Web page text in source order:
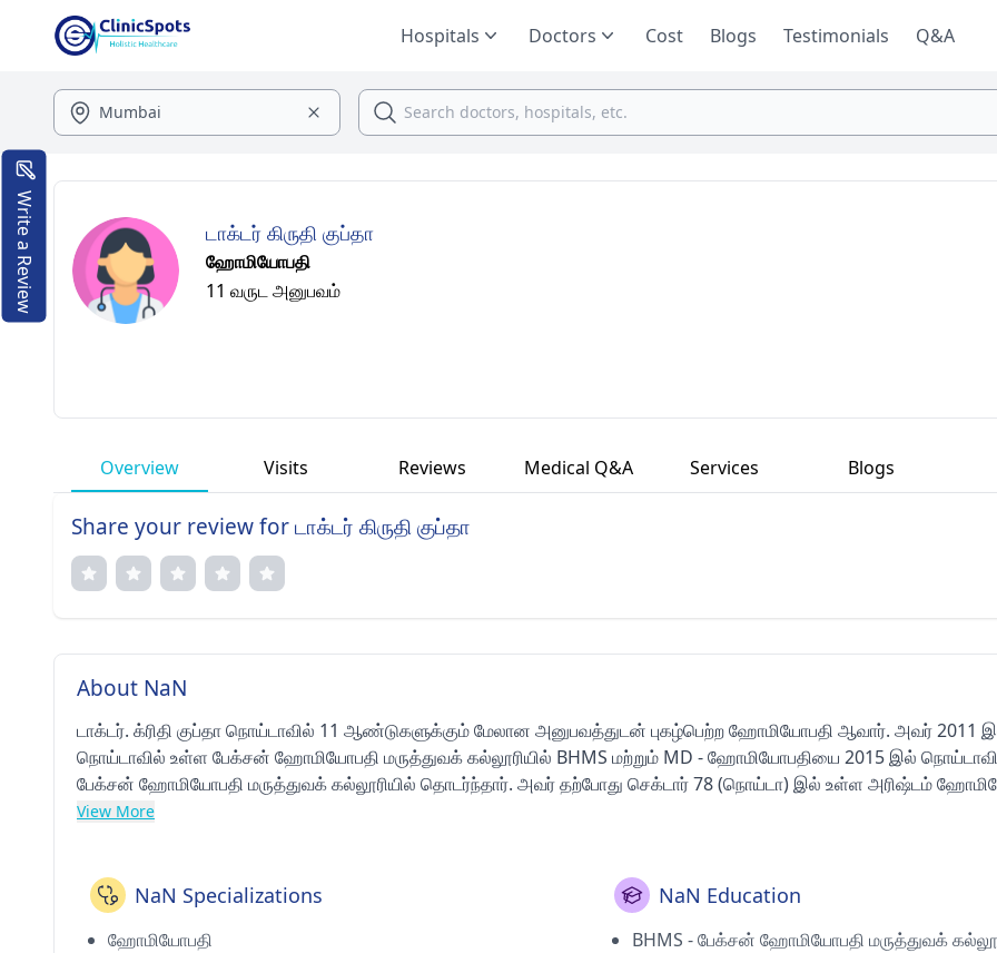
Hospitals Doctors Cost Blogs Testimonials Q&A
டாக்டர் கிருதி குப்தா
ஹோமியோபதி
11 வருட அனுபவம்
Overview Visits Reviews Medical Q&A Services Blogs
Share your review for டாக்டர் கிருதி குப்தா
About NaN
டாக்டர். க்ரிதி குப்தா நொய்டாவில் 11 ஆண்டுகளுக்கும் மேலான அனுபவத்துடன் புகழ்பெற்ற ஹோமியோபதி ஆவார். அவர் 2011
நொய்டாவில் உள்ள பேக்சன் ஹோமியோபதி மருத்துவக் கல்லூரியில் BHMS மற்றும் MD - ஹோமியோபதியை 2015 இல்
பேக்சன் ஹோமியோபதி மருத்துவக் கல்லூரியில் தொடர்ந்தார். அவர் தற்போது செக்டார் 78 (நொய்டா) இல் உள்ள அரிஷ்டம்
கிளினிக்கில் பயிற்சி செய்கிறார்.
View More
NaN Specializations
ஹோமியோபதி
NaN Education
BHMS - பேக்சன் ஹோமியோபதி மருத்துவக்
Write a Review